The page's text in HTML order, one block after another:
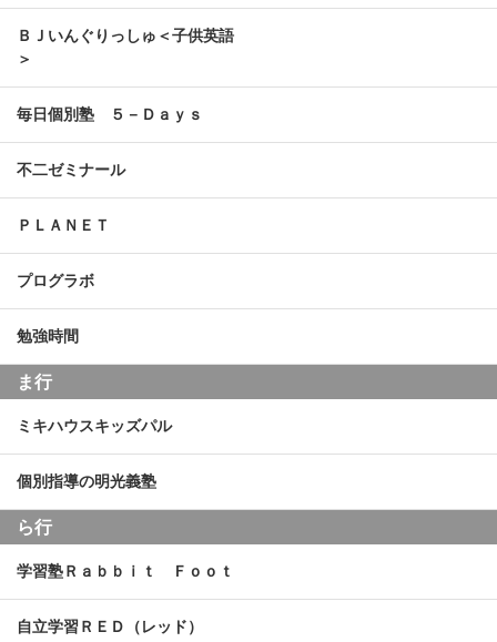
ＢＪいんぐりっしゅ＜子供英語
＞
毎日個別塾 ５－Ｄａｙｓ
不二ゼミナール
ＰＬＡＮＥＴ
プログラボ
勉強時間
ま行
ミキハウスキッズパル
個別指導の明光義塾
ら行
学習塾Ｒａｂｂｉｔ Ｆｏｏｔ
自立学習ＲＥＤ（レッド）